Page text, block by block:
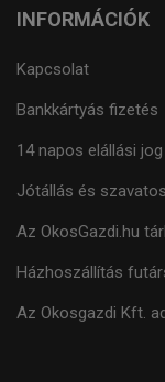
INFORMÁCIÓK
Kapcsolat
Bankkártyás fizetés
14 napos elállási jog
Jótállás és
Az OkosGazdi.hu
Házhoszállítás
Az Okosgazdi Kft.